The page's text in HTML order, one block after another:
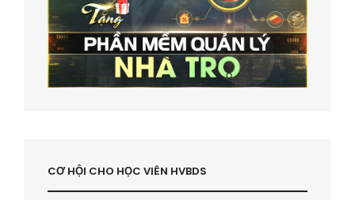
CƠ HỘI CHO HỌC VIÊN HVBDS